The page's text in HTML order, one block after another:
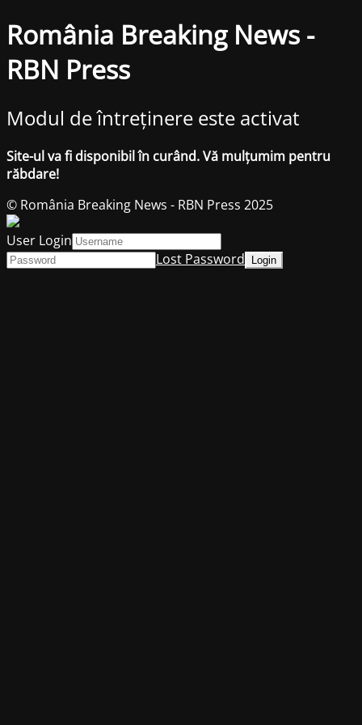
România Breaking News -
RBN Press
Modul de întreținere este activat
Site-ul va fi disponibil în curând. Vă mulțumim pentru
răbdare!
© România Breaking News - RBN Press 2025
User Login
Lost Password